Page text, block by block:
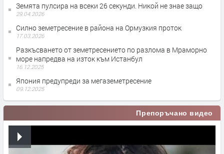
Земята пулсира на всеки 26 секунди. Никой не знае защо
29.04.2026
Силно земетресение в района на Ормузкия проток
17.03.2026
Разкъсването от земетресението по разлома в Мраморно
море напредва на изток към Истанбул
16.12.2025
Япония предупреди за мегаземетресение
09.12.2025
Препоръчано видео